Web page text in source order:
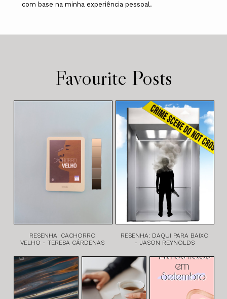
com base na minha experiência pessoal.
Favourite Posts
RESENHA: CACHORRO
VELHO - TERESA CÁRDENAS
RESENHA: DAQUI PARA BAIXO
- JASON REYNOLDS